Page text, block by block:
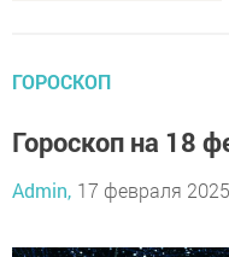
ГОРОСКОП
Гороскоп на 18
Admin, 17 февраля